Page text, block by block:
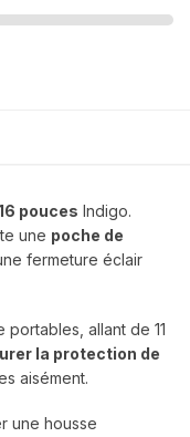
pouces Indigo.
une poche de
fermeture éclair
allant de 11
la protection de
aisément.
une housse